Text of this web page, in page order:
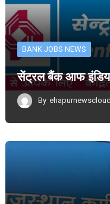
BANK JOBS NEWS
सेंट्रल बैंक आफ
By